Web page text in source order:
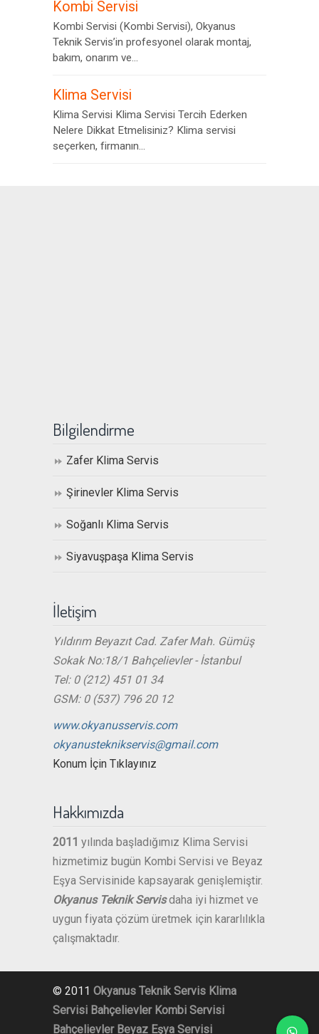
Kombi Servisi
Kombi Servisi (Kombi Servisi), Okyanus
Teknik Servis’in profesyonel olarak montaj,
bakım, onarım ve...
Klima Servisi
Klima Servisi Klima Servisi Tercih Ederken
Nelere Dikkat Etmelisiniz? Klima servisi
seçerken, firmanın...
Bilgilendirme
Zafer Klima Servis
Şirinevler Klima Servis
Soğanlı Klima Servis
Siyavuşpaşa Klima Servis
İletişim
Yıldırım Beyazıt Cad. Zafer Mah. Gümüş
Sokak No:18/1 Bahçelievler - İstanbul
Tel: 0 (212) 451 01 34
GSM: 0 (537) 796 20 12
www.okyanusservis.com
okyanusteknikservis@gmail.com
Konum İçin Tıklayınız
Hakkımızda
2011 yılında başladığımız Klima Servisi
hizmetimiz bugün Kombi Servisi ve Beyaz
Eşya Servisinide kapsayarak genişlemiştir.
Okyanus Teknik Servisdaha iyi hizmet ve
uygun fiyata çözüm üretmek için kararlılıkla
çalışmaktadır.
© 2011 Okyanus Teknik Servis Klima
Servisi Bahçelievler Kombi Servisi
Bahçelievler Beyaz Eşya Servisi